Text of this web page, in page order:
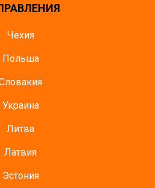
Чехия
Польша
Украина
Литва
Латвия
Эстония